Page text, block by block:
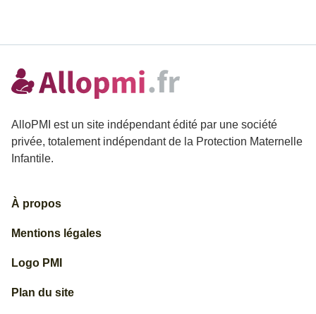
AlloPMI est un site indépendant édité par une société
privée, totalement indépendant de la Protection Maternelle
Infantile.
À propos
Mentions légales
Logo PMI
Plan du site